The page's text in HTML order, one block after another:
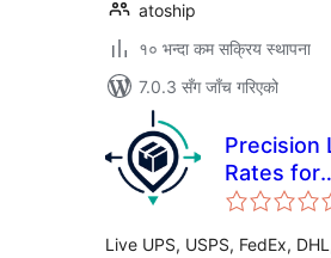
atoship
१० भन्दा कम सक्रिय स्थापना
7.0.3 सँग जाँच गरिएको
Precision
Rates for
Live UPS, USPS, FedEx,